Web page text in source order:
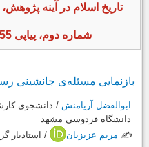
شماره دوم، پیاپی 55، پاییز و زمستان
بازنمایی مسئله‌ی جانشینی
ابوالفضل آریامنش / دانشجوی
دانشگاه فردوسی مشهد
✍️ مریم عزیزیان
/ استادیار